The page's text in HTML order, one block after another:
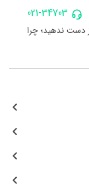
021-34703
دست ندهید؛ چرا